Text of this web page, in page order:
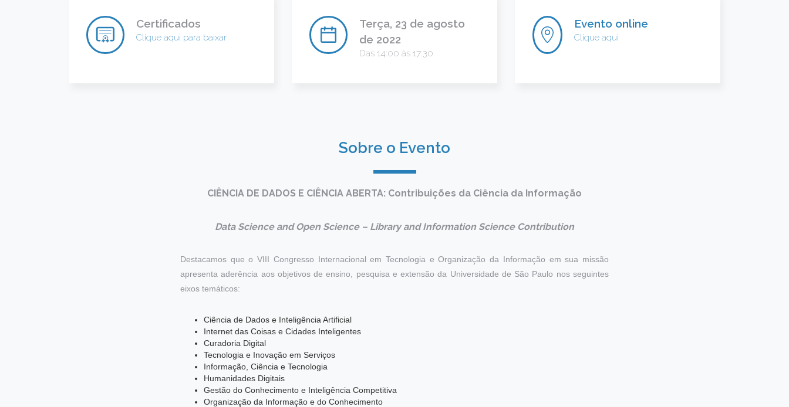
Certificados
Clique aqui para baixar
Terça, 23 de agosto
de 2022
Das 14:00 às 17:30
Evento online
Clique aqui
Sobre o Evento
CIÊNCIA DE DADOS E CIÊNCIA ABERTA: Contribuições da Ciência da Informação
Data Science and Open Science – Library and Information Science Contribution
Destacamos que o VIII Congresso Internacional em Tecnologia e Organização da Informação em sua missão
apresenta aderência aos objetivos de ensino, pesquisa e extensão da Universidade de São Paulo nos seguintes
eixos temáticos:
Ciência de Dados e Inteligência Artificial
Internet das Coisas e Cidades Inteligentes
Curadoria Digital
Tecnologia e Inovação em Serviços
Informação, Ciência e Tecnologia
Humanidades Digitais
Gestão do Conhecimento e Inteligência Competitiva
Organização da Informação e do Conhecimento